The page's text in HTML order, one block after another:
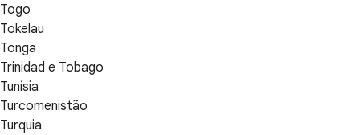
Togo
Tokelau
Tonga
Trinidad e Tobago
Tunísia
Turcomenistão
Turquia